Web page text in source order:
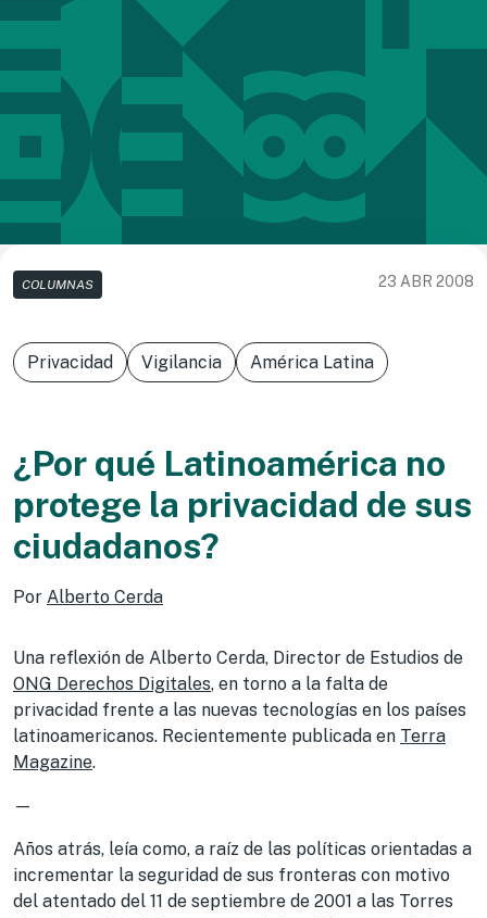
COLUMNAS 23 ABR 2008
Privacidad Vigilancia América Latina
¿Por qué Latinoamérica no
protege la privacidad de sus
ciudadanos?
Por Alberto Cerda
Una reflexión de Alberto Cerda, Director de Estudios de
ONG Derechos Digitales, en torno a la falta de
privacidad frente a las nuevas tecnologías en los países
latinoamericanos. Recientemente publicada en Terra
Magazine.
—
Años atrás, leía como, a raíz de las políticas orientadas a
incrementar la seguridad de sus fronteras con motivo
del atentado del 11 de septiembre de 2001 a las Torres